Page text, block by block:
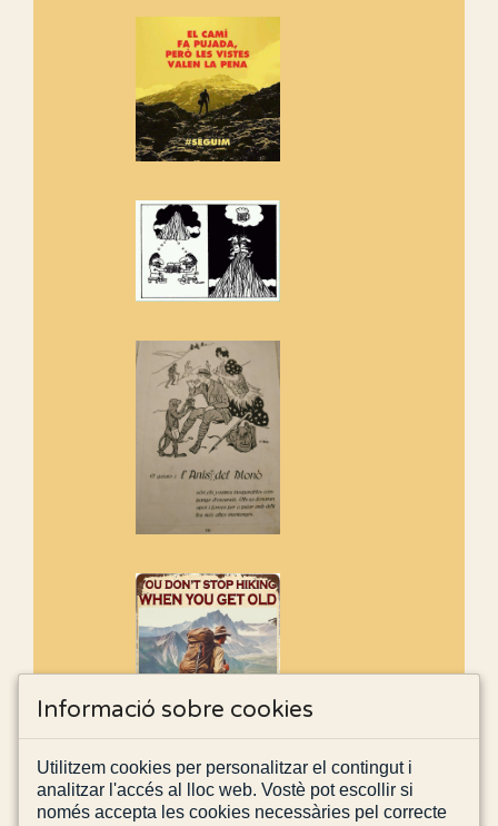
adhereix-te al manifest!
Rebem un diploma dels
Amics de Sant Aniol d'Aguja
Els Centpeus estem implicats
amb la recuperació del refugi i
Informació sobre cookies
Utilitzem cookies per personalitzar el contingut i
analitzar l'accés al lloc web. Vostè pot escollir si
només accepta les cookies necessàries pel correcte